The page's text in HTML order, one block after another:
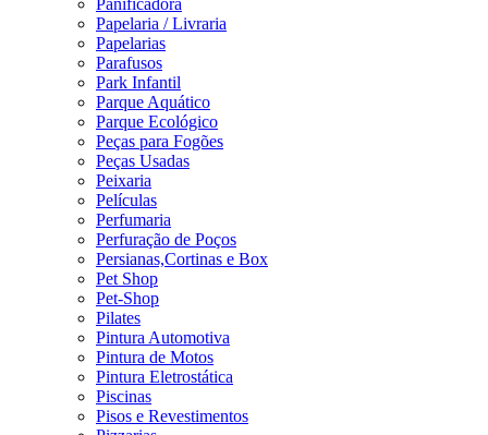
Panificadora
Papelaria / Livraria
Papelarias
Parafusos
Park Infantil
Parque Aquático
Parque Ecológico
Peças para Fogões
Peças Usadas
Peixaria
Películas
Perfumaria
Perfuração de Poços
Persianas,Cortinas e Box
Pet Shop
Pet-Shop
Pilates
Pintura Automotiva
Pintura de Motos
Pintura Eletrostática
Piscinas
Pisos e Revestimentos